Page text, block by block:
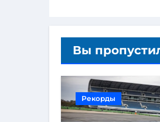
Вы
Рекорды